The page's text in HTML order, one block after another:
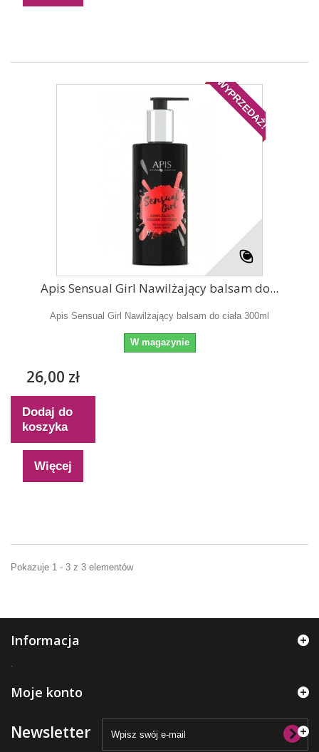
WYPRZEDAŻ!
Apis Sensual Girl Nawilżający balsam do...
Apis Sensual Girl Nawilżający balsam do ciała 300ml
W magazynie
26,00 zł
Dodaj do
koszyka
Więcej
Pokazuje 1 - 3 z 3 elementów
Informacja
.
Moje konto
Newsletter